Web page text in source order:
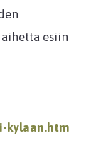
esiin
kylaan.htm